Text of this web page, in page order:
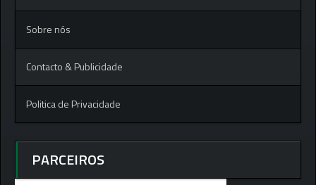
Sobre nós
Contacto & Publicidade
Politica de Privacidade
PARCEIROS